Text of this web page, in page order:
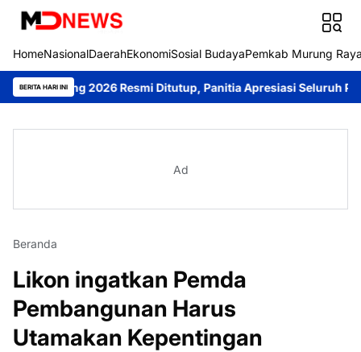
HomeNasionalDaerahEkonomiSosial BudayaPemkab Murung
BERITA HARI INI
2026 Resmi Ditutup, Panitia Apresiasi Seluruh Peserta
Ad
Beranda
Likon ingatkan Pemda
Pembangunan Harus
Utamakan Kepentingan